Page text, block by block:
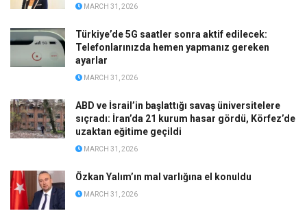
MARCH 31, 2026
Türkiye’de 5G saatler sonra aktif edilecek:
Telefonlarınızda hemen yapmanız gereken
ayarlar
MARCH 31, 2026
ABD ve İsrail’in başlattığı savaş üniversitelere
sıçradı: İran’da 21 kurum hasar gördü, Körfez’de
uzaktan eğitime geçildi
MARCH 31, 2026
Özkan Yalım’ın mal varlığına el konuldu
MARCH 31, 2026